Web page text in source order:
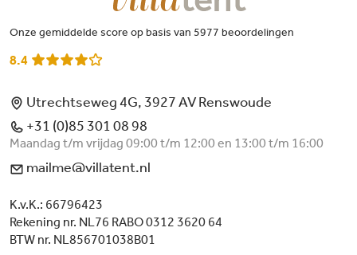
Onze gemiddelde score op basis van 5977 beoordelingen
8.4
Utrechtseweg 4G, 3927 AV Renswoude
+31 (0)85 301 08 98
Maandag t/m vrijdag 09:00 t/m 12:00 en 13:00 t/m 16:00
mailme@villatent.nl
K.v.K.: 66796423
Rekening nr. NL76 RABO 0312 3620 64
BTW nr. NL856701038B01